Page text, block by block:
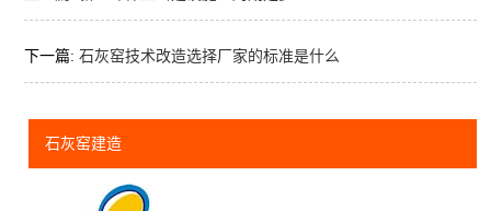
下一篇: 石灰窑技术改造选择厂家的标准是什么
石灰窑建造